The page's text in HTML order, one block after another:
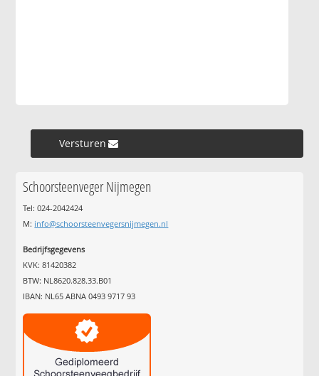
Versturen »
Schoorsteenveger Nijmegen
Tel: 024-2042424
M: info@schoorsteenvegersnijmegen.nl
Bedrijfsgegevens
KVK: 81420382
BTW: NL8620.828.33.B01
IBAN: NL65 ABNA 0493 9717 93